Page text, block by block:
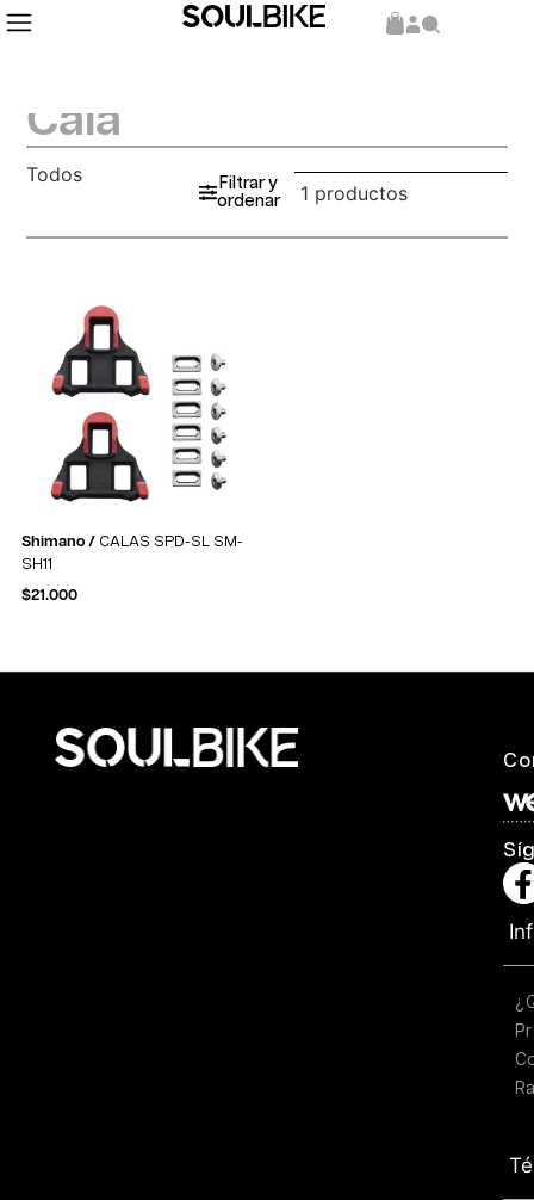
Cala
Todos
Filtrar y
ordenar
1 productos
Shimano / CALAS SPD-SL SM-
SH11
$21.000